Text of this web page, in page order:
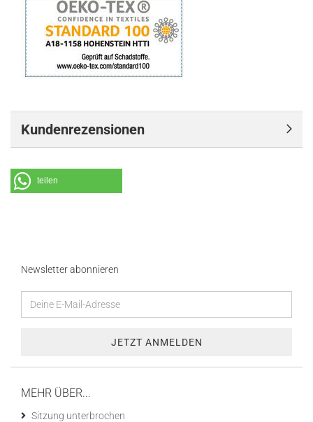
Kundenrezensionen
teilen
Newsletter abonnieren
MEHR ÜBER...
Sitzung unterbrochen